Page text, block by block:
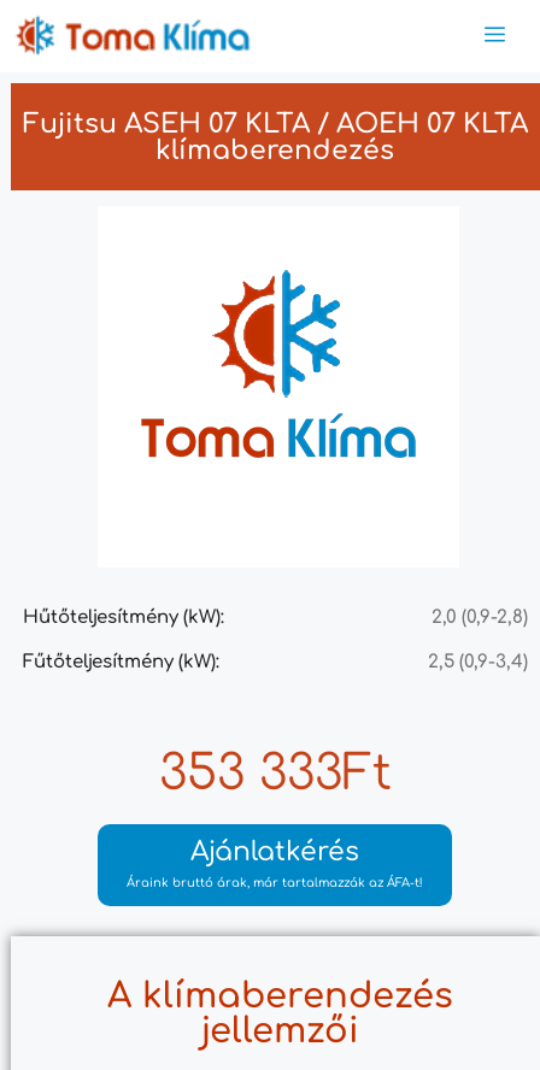
Fujitsu ASEH 07 KLTA / AOEH 07 KLTA
klímaberendezés
Hűtőteljesítmény (kW): 2,0 (0,9-2,8)
Fűtőteljesítmény (kW): 2,5 (0,9-3,4)
353 333Ft
Ajánlatkérés
Áraink bruttó árak, már tartalmazzák az ÁFA-t!
A klímaberendezés
jellemzői